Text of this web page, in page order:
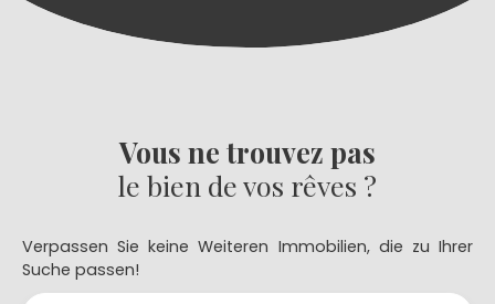
Vous ne trouvez pas
le bien de vos rêves ?
Verpassen Sie keine Weiteren Immobilien, die zu Ihrer
Suche passen!